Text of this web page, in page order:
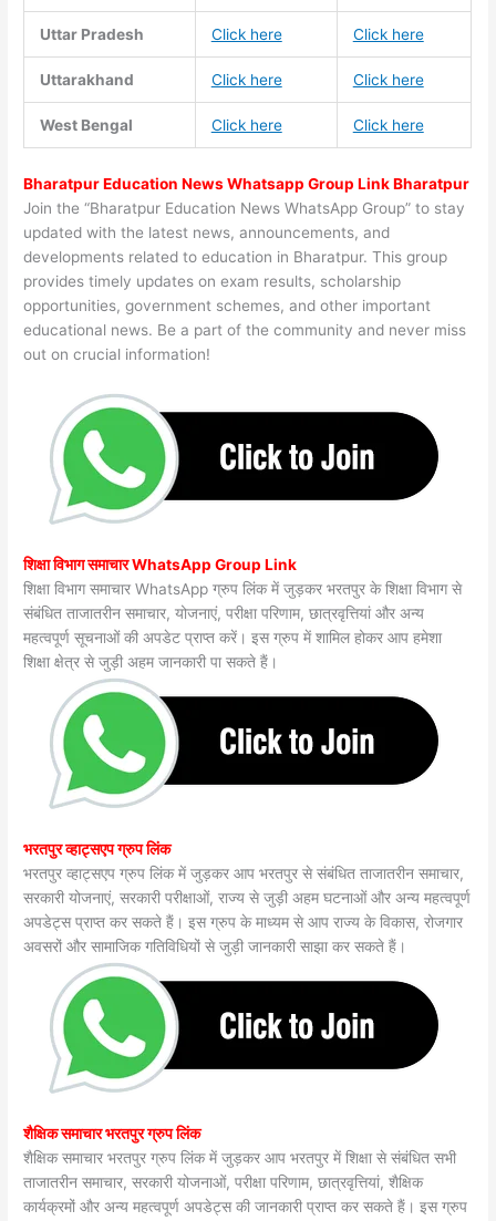
Uttar Pradesh Click here Click here
Uttarakhand Click here Click here
West Bengal Click here Click here
Bharatpur Education News Whatsapp Group Link Bharatpur
Join the “Bharatpur Education News WhatsApp Group” to stay
updated with the latest news, announcements, and
developments related to education in Bharatpur. This group
provides timely updates on exam results, scholarship
opportunities, government schemes, and other important
educational news. Be a part of the community and never miss
out on crucial information!
शिक्षा विभाग समाचार WhatsApp Group Link
शिक्षा विभाग समाचार WhatsApp ग्रुप लिंक में जुड़कर भरतपुर के शिक्षा विभाग से
संबंधित ताजातरीन समाचार, योजनाएं, परीक्षा परिणाम, छात्रवृत्तियां और अन्य
महत्वपूर्ण सूचनाओं की अपडेट प्राप्त करें। इस ग्रुप में शामिल होकर आप हमेशा
शिक्षा क्षेत्र से जुड़ी अहम जानकारी पा सकते हैं।
भरतपुर व्हाट्सएप ग्रुप लिंक
भरतपुर व्हाट्सएप ग्रुप लिंक में जुड़कर आप भरतपुर से संबंधित ताजातरीन समाचार,
सरकारी योजनाएं, सरकारी परीक्षाओं, राज्य से जुड़ी अहम घटनाओं और अन्य महत्वपूर्ण
अपडेट्स प्राप्त कर सकते हैं। इस ग्रुप के माध्यम से आप राज्य के विकास, रोजगार
अवसरों और सामाजिक गतिविधियों से जुड़ी जानकारी साझा कर सकते हैं।
शैक्षिक समाचार भरतपुर ग्रुप लिंक
शैक्षिक समाचार भरतपुर ग्रुप लिंक में जुड़कर आप भरतपुर में शिक्षा से संबंधित सभी
ताजातरीन समाचार, सरकारी योजनाओं, परीक्षा परिणाम, छात्रवृत्तियां, शैक्षिक
कार्यक्रमों और अन्य महत्वपूर्ण अपडेट्स की जानकारी प्राप्त कर सकते हैं। इस ग्रुप